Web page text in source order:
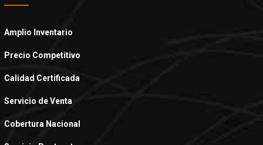
Amplio Inventario
Precio Competitivo
Calidad Certificada
Servicio de Venta
Cobertura Nacional